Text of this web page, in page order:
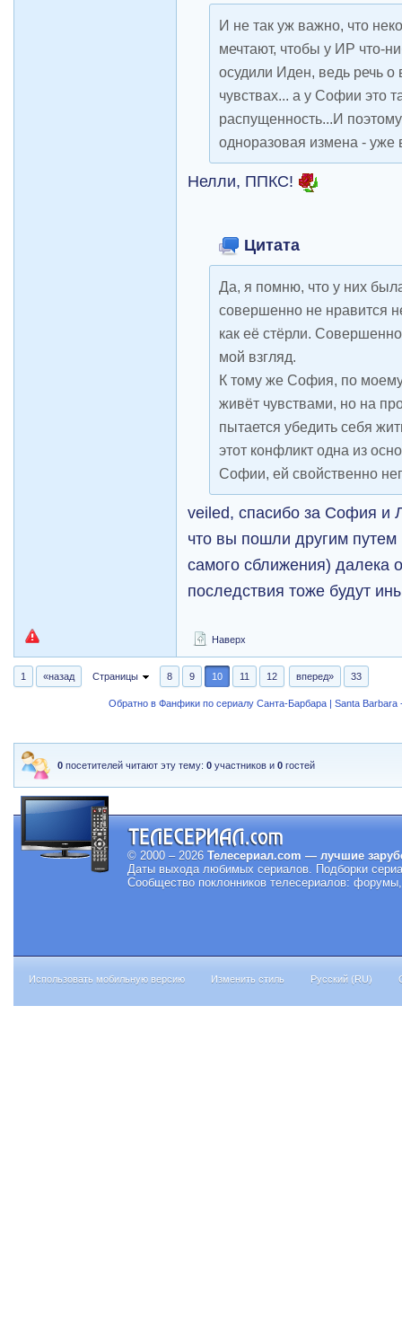
И не так уж важно, что
мечтают, чтобы у ИР что-
осудили Иден, ведь речь
чувствах... а у Софии это
распущенность...И
одноразовая измена - уже
Нелли, ППКС!
Цитата
Да, я помню, что у них
совершенно не нравится
как её стёрли.
мой взгляд.
К тому же София, по
живёт чувствами, но на
пытается убедить себя
этот конфликт одна из
Софии, ей свойственно
veiled, спасибо за София и
что вы пошли другим путем
самого сближения) далека
последствия тоже будут
Наверх
1 «назад Страницы 8 9 10 11 12 вперед» 33
Обратно в Фанфики по сериалу Санта-Барбара | Santa Barbara
0 посетителей читают эту тему:0 участников и0 гостей
© 2000 – 2026 Телесериал.com — лучшие
Даты выхода любимых сериалов. Подборки
Сообщество поклонников телесериалов:
Использовать мобильную версию Изменить стиль Русский (RU)